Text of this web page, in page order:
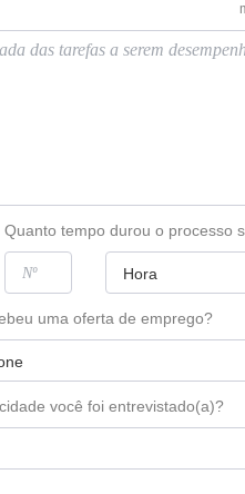
Quanto tempo durou o processo
uma oferta de emprego?
você foi entrevistado(a)?